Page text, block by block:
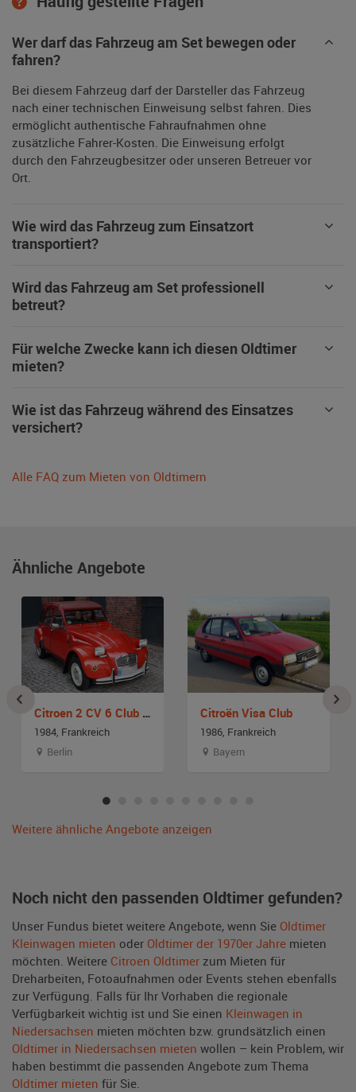
Wer darf das Fahrzeug am Set bewegen oder
fahren?
Bei diesem Fahrzeug darf der Darsteller das Fahrzeug
nach einer technischen Einweisung selbst fahren. Dies
ermöglicht authentische Fahraufnahmen ohne
zusätzliche Fahrer-Kosten. Die Einweisung erfolgt
durch den Fahrzeugbesitzer oder unseren Betreuer vor
Ort.
Wie wird das Fahrzeug zum Einsatzort
transportiert?
Wird das Fahrzeug am Set professionell
betreut?
Für welche Zwecke kann ich diesen Oldtimer
mieten?
Wie ist das Fahrzeug während des Einsatzes
versichert?
Alle FAQ zum Mieten von Oldtimern
Ähnliche Angebote
Citroen 2 CV 6 Club Ente
1984, Frankreich
Berlin
Citroën Visa Club
1986, Frankreich
Bayern
Weitere ähnliche Angebote anzeigen
Noch nicht den passenden Oldtimer gefunden?
Unser Fundus bietet weitere Angebote, wenn Sie Oldtimer
Kleinwagen mieten oder Oldtimer der 1970er Jahre mieten
möchten. Weitere Citroen Oldtimer zum Mieten für
Dreharbeiten, Fotoaufnahmen oder Events stehen ebenfalls
zur Verfügung. Falls für Ihr Vorhaben die regionale
Verfügbarkeit wichtig ist und Sie einen Kleinwagen in
Niedersachsen mieten möchten bzw. grundsätzlich einen
Oldtimer in Niedersachsen mieten wollen – kein Problem, wir
haben bestimmt die passenden Angebote zum Thema
Oldtimer mieten für Sie.